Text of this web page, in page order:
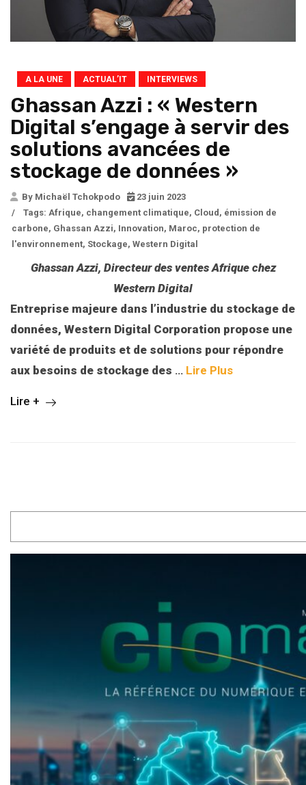
A LA UNE ACTUAL’IT INTERVIEWS
Ghassan Azzi : « Western
Digital s’engage à servir des
solutions avancées de
stockage de données »
By Michaël Tchokpodo
23 juin 2023
/
Tags: Afrique, changement climatique, Cloud , émission de
carbone, Ghassan Azzi, Innovation, Maroc, protection de
l'environnement, Stockage, Western Digital
Ghassan Azzi, Directeur des ventes Afrique chez
Western Digital
Entreprise majeure dans l’industrie du stockage de
données, Western Digital Corporation propose une
variété de produits et de solutions pour répondre
aux besoins de stockage des … Lire Plus
Lire +